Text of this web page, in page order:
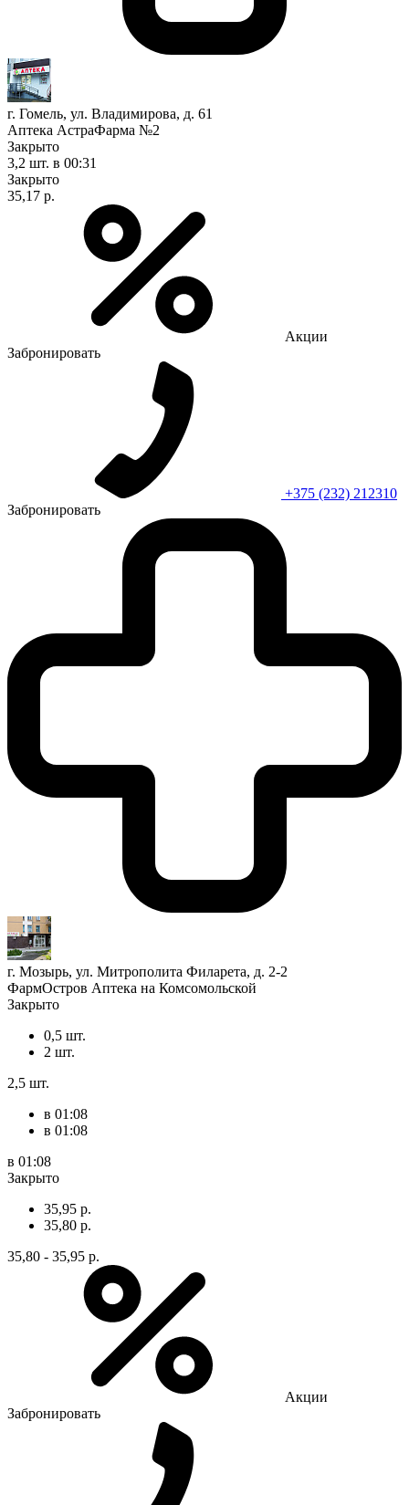
г. Гомель, ул. Владимирова, д. 61
Аптека АстраФарма №2
Закрыто
3,2 шт. в 00:31
Закрыто
35,17 р.
Акции
Забронировать
+375 (232) 212310
Забронировать
г. Мозырь, ул. Митрополита Филарета, д. 2-2
ФармОстров Аптека на Комсомольской
Закрыто
0,5 шт.
2 шт.
2,5 шт.
в 01:08
в 01:08
в 01:08
Закрыто
35,95 р.
35,80 р.
35,80 - 35,95 р.
Акции
Забронировать